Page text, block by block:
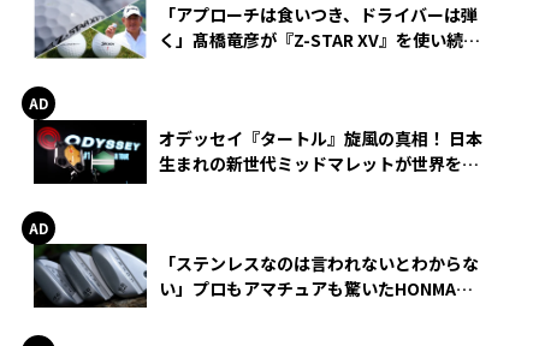
「アプローチは食いつき、ドライバーは弾
く」髙橋竜彦が『Z-STAR XV』を使い続け
オデッセイ『タートル』旋風の真相！ 日本
生まれの新世代ミッドマレットが世界を席
「ステンレスなのは言われないとわからな
い」プロもアマチュアも驚いたHONMA